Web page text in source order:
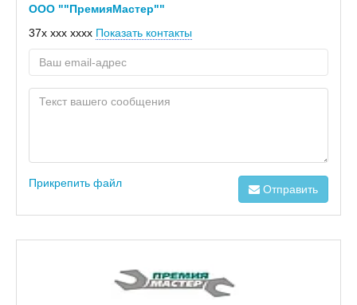
ООО ""ПремияМастер""
37x xxx xxxx Показать контакты
Прикрепить файл Отправить